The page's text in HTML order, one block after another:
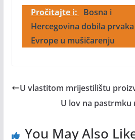
Pročitajte i:
Bosna i
Hercegovina dobila prvaka
Evrope u mušičarenju
U vlastitom mrijestilištu
U lov na pastrmku
You May Also